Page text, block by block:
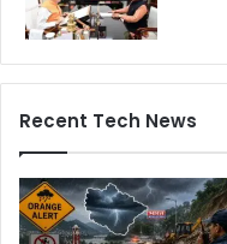
Recent Tech News